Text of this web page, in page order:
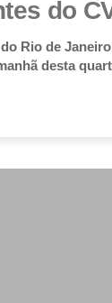
do
Rio de
desta